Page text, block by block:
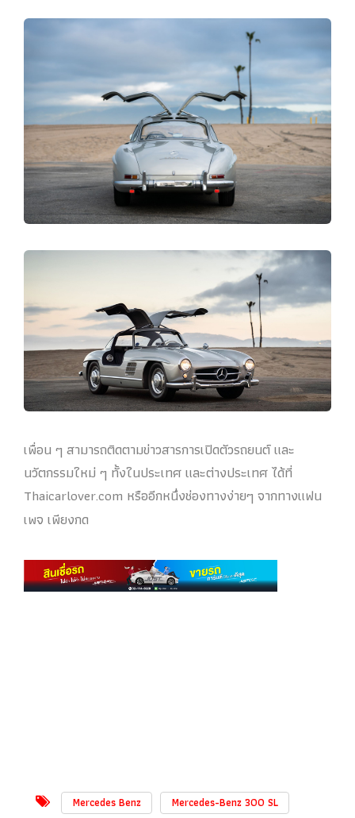
เพื่อน ๆ สามารถติดตามข่าวสารการเปิดตัวรถยนต์ และ
นวัตกรรมใหม่ ๆ ทั้งในประเทศ และต่างประเทศ ได้ที่
Thaicarlover.com หรืออีกหนึ่งช่องทางง่ายๆ จากทางแฟน
เพจ เพียงกด
Mercedes Benz
Mercedes-Benz 300 SL